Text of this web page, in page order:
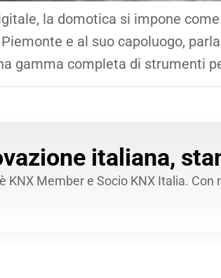
la domotica si impone
e al suo capoluogo,
gamma completa di strumenti
italiana,
KNX Member e Socio KNX Italia.